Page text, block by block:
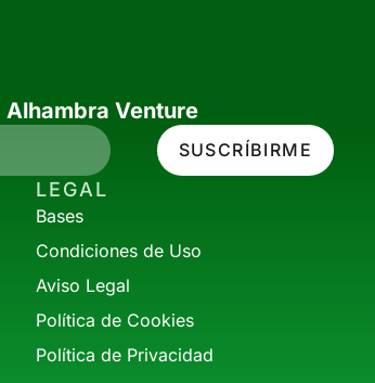
Alhambra Venture
SUSCRÍBIRME
LEGAL
Bases
Condiciones de Uso
Aviso Legal
Política de Cookies
Política de Privacidad